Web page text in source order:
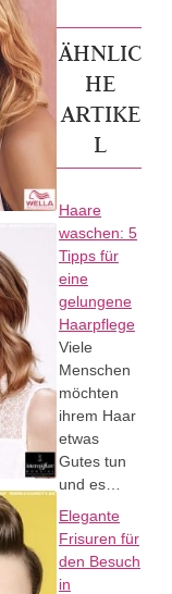
ÄHNLIC
HE
ARTIKE
L
Haare
waschen: 5
Tipps für
eine
gelungene
Haarpflege
Viele
Menschen
möchten
ihrem Haar
etwas
Gutes tun
und es…
Elegante
Frisuren für
den Besuch
in